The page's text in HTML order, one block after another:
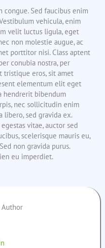
Sed faucibus enim
vehicula, enim
velit luctus ligula, eget
non molestie augue, ac
porttitor nisi. Class aptent
conubia nostra, per
tristique eros, sit amet
elementum elit eget
hendrerit bibendum
nec sollicitudin enim
sed gravida ex.
vitae, auctor sed
scelerisque mauris eu,
non gravida purus.
eu imperdiet.